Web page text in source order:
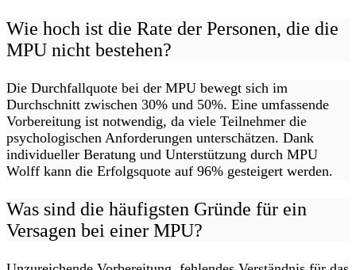
Wie hoch ist die Rate der Personen, die die
MPU nicht bestehen?
Die Durchfallquote bei der MPU bewegt sich im
Durchschnitt zwischen 30% und 50%. Eine umfassende
Vorbereitung ist notwendig, da viele Teilnehmer die
psychologischen Anforderungen unterschätzen. Dank
individueller Beratung und Unterstützung durch MPU
Wolff kann die Erfolgsquote auf 96% gesteigert werden.
Was sind die häufigsten Gründe für ein
Versagen bei einer MPU?